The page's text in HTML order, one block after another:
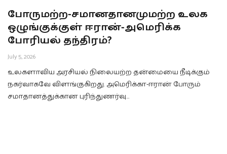
போருமற்ற-சமானதானமுமற்ற உலக
ஒழுங்குக்குள் ஈரான்-அமெரிக்க
போரியல் தந்திரம்?
July 5, 2026
உலகளாவிய அரசியல் நிலையற்ற தன்மையை நீடிக்கும்
நகர்வாகவே விளங்குகிறது. அமெரிக்கா-ஈரான் போரும்
சமாதானத்துக்கான புரிந்துணர்வு…